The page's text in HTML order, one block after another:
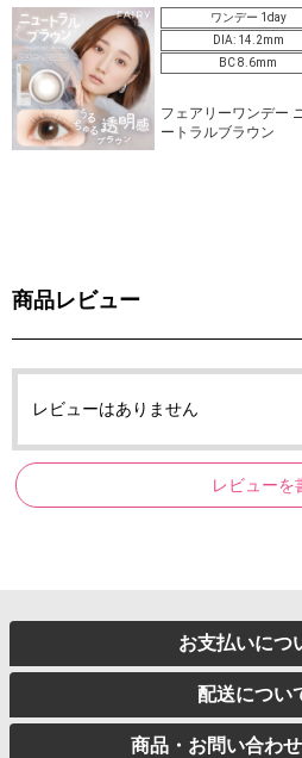
ワンデー 1day
DIA: 14.2mm
BC 8.6mm
フェアリーワンデー
ートラルブラウン
商品レビュー
レビューはありません
レビューを
お支払いにつ
配送につい
商品・お問い合わ